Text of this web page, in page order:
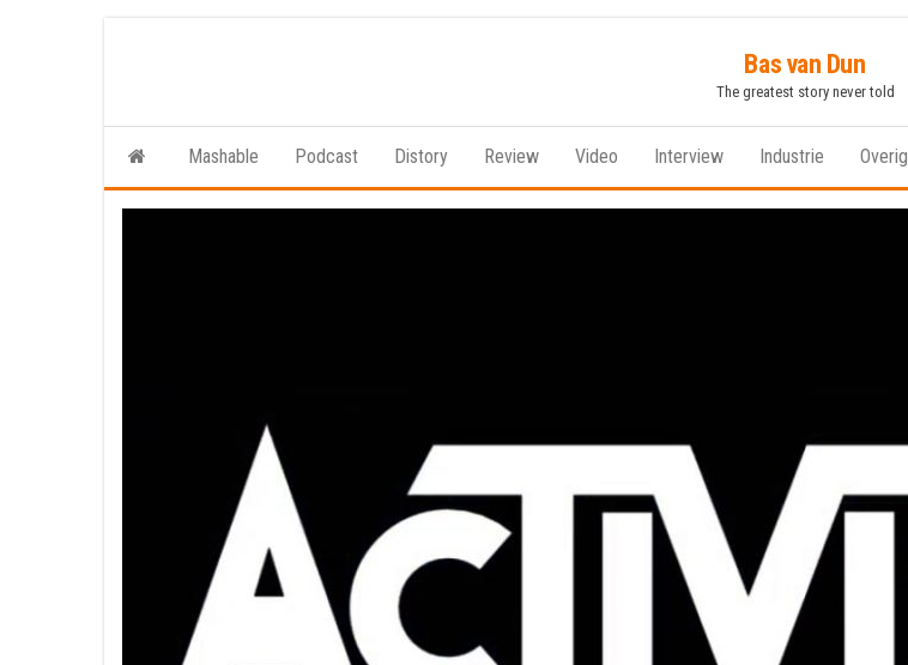
inhoud
Bas van Dun
The greatest story never told
Mashable Podcast Distory Review Video Interview Industrie Overig